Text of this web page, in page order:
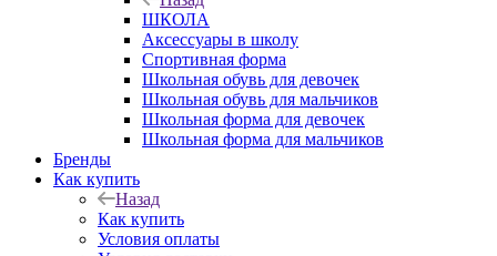
ШКОЛА
Аксессуары в школу
Спортивная форма
Школьная обувь для девочек
Школьная обувь для мальчиков
Школьная форма для девочек
Школьная форма для мальчиков
Бренды
Как купить
Назад
Как купить
Условия оплаты